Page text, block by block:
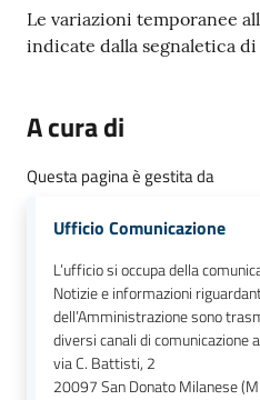
Le variazioni temporanee
indicate dalla segnaletica
A cura di
Questa pagina è gestita da
Ufficio Comunicazione
L’ufficio si occupa della
Notizie e informazioni
dell’Amministrazione sono
diversi canali di comunicazione
via C. Battisti, 2
20097San Donato Milanese